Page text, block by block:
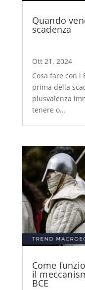
Quando
scadenza
Ott 21, 2024
Cosa fare con i
prima della
plusvalenza
tenere o...
Come
il
BCE